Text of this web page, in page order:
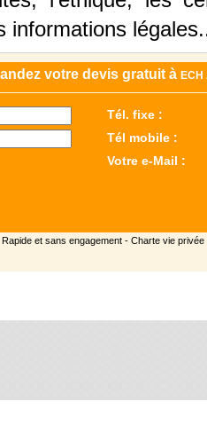
informations
votre devis gratuit à ECH
Tél. fixe :
Tél mobile :
Votre e-Mail :
Rapide et sans engagement - Charte vie privée